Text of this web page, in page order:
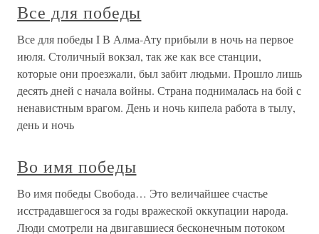
Все для победы
Все для победы I В Алма-Ату прибыли в ночь на первое
июля. Столичный вокзал, так же как все станции,
которые они проезжали, был забит людьми. Прошло лишь
десять дней с начала войны. Страна поднималась на бой с
ненавистным врагом. День и ночь кипела работа в тылу,
день и ночь
Во имя победы
Во имя победы Свобода… Это величайшее счастье
исстрадавшегося за годы вражеской оккупации народа.
Люди смотрели на двигавшиеся бесконечным потоком